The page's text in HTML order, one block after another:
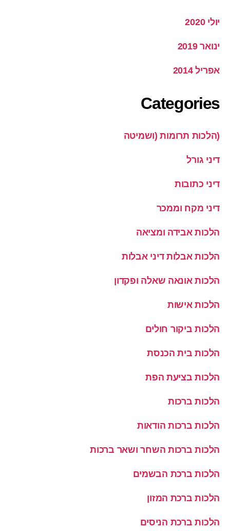
יולי 2020
ינואר 2019
אפריל 2014
Categories
(הלכות תרומות (ושמיטה
דיני גורל
דיני כתובות
דיני מקח וממכר
הלכות אבידה ומציאה
הלכות אבלות דיני אבלות
הלכות אונאה שאלה ופקדון
הלכות אישות
הלכות ביקור חולים
הלכות בית הכנסת
הלכות בציעת הפת
הלכות ברכות
הלכות ברכות הודאות
הלכות ברכות השחר ושאר ברכות
הלכות ברכת הבשמים
הלכות ברכת המזון
הלכות ברכת הניסים